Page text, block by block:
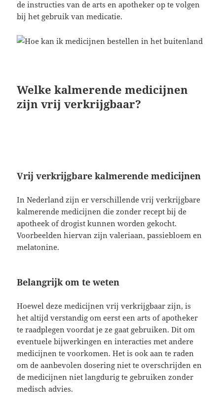
de instructies van de arts en apotheker op te volgen
bij het gebruik van medicatie.
Welke kalmerende medicijnen
zijn vrij verkrijgbaar?
Vrij verkrijgbare kalmerende medicijnen
In Nederland zijn er verschillende vrij verkrijgbare
kalmerende medicijnen die zonder recept bij de
apotheek of drogist kunnen worden gekocht.
Voorbeelden hiervan zijn valeriaan, passiebloem en
melatonine.
Belangrijk om te weten
Hoewel deze medicijnen vrij verkrijgbaar zijn, is
het altijd verstandig om eerst een arts of apotheker
te raadplegen voordat je ze gaat gebruiken. Dit om
eventuele bijwerkingen en interacties met andere
medicijnen te voorkomen. Het is ook aan te raden
om de aanbevolen dosering niet te overschrijden en
de medicijnen niet langdurig te gebruiken zonder
medisch advies.